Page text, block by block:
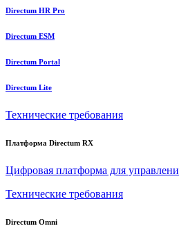
Directum HR Pro
Directum ESM
Directum Portal
Directum Lite
Технические требования
Платформа Directum RX
Цифровая платформа для
Технические требования
Directum Omni